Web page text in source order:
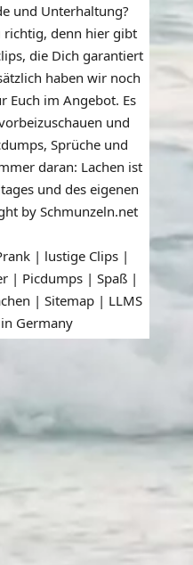
und Unterhaltung?
richtig, denn hier gibt
die Dich garantiert
haben wir noch
Euch im Angebot. Es
und
Sprüche und
daran: Lachen ist
und des eigenen
by Schmunzeln.net
| lustige Clips |
| Picdumps | Spaß |
| Sitemap | LLMS
in Germany